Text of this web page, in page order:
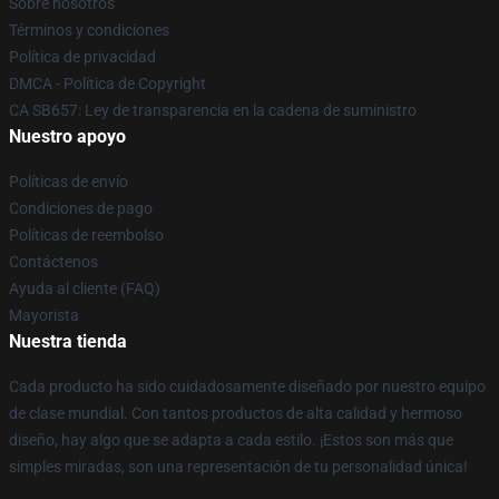
Términos y condiciones
Política de privacidad
DMCA - Política de Copyright
CA SB657: Ley de transparencia en la cadena de suministro
Nuestro apoyo
Políticas de envío
Condiciones de pago
Políticas de reembolso
Contáctenos
Ayuda al cliente (FAQ)
Mayorista
Nuestra tienda
Cada producto ha sido cuidadosamente diseñado por nuestro equipo
de clase mundial. Con tantos productos de alta calidad y hermoso
diseño, hay algo que se adapta a cada estilo. ¡Estos son más que
simples miradas, son una representación de tu personalidad única!